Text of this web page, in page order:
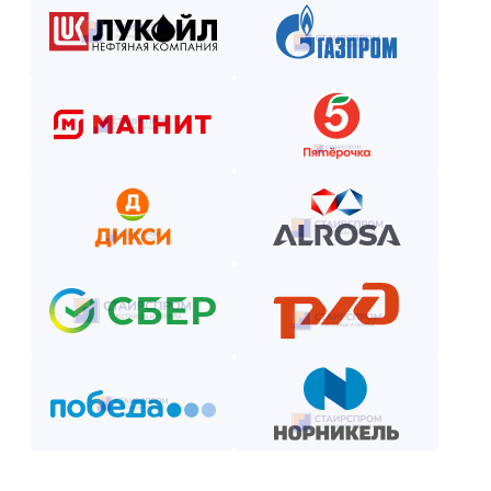
Как оплатить? Пошаговая инструкция
Оставьте заявку на сайте или по телефону.
Получите смету и договор.
Выберите способ оплаты из предложенных.
Отслеживайте этапы производства и монтажа.
Оплатите остаток после приёмки —